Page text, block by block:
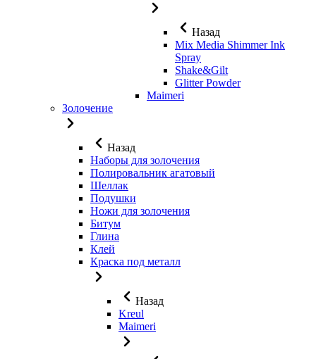
Назад
Mix Media Shimmer Ink
Spray
Shake&Gilt
Glitter Powder
Maimeri
Золочение
Назад
Наборы для золочения
Полировальник агатовый
Шеллак
Подушки
Ножи для золочения
Битум
Глина
Клей
Краска под металл
Назад
Kreul
Maimeri